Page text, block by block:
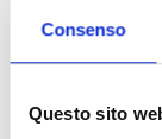
Consenso
Questo sito